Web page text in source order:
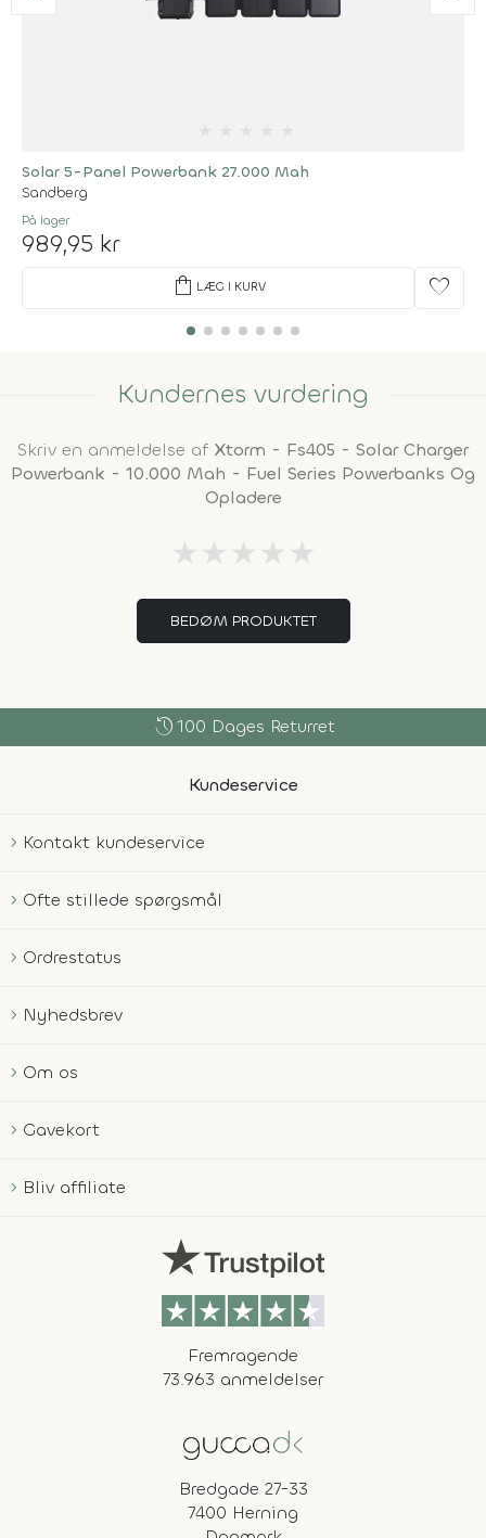
Solar 5-Panel Powerbank 27.000 Mah
Sandberg
På lager
989,95 kr
shopping_bag LÆG I KURV favorite
Kundernes vurdering
Skriv en anmeldelse af Xtorm - Fs405 - Solar Charger
Powerbank - 10.000 Mah - Fuel Series Powerbanks Og
Opladere
★ ★ ★ ★ ★
BEDØM PRODUKTET
history 100 Dages Returret
Kundeservice
Kontakt kundeservice
Ofte stillede spørgsmål
Ordrestatus
Nyhedsbrev
Om os
Gavekort
Bliv affiliate
Fremragende
73.963 anmeldelser
Bredgade 27-33
7400 Herning